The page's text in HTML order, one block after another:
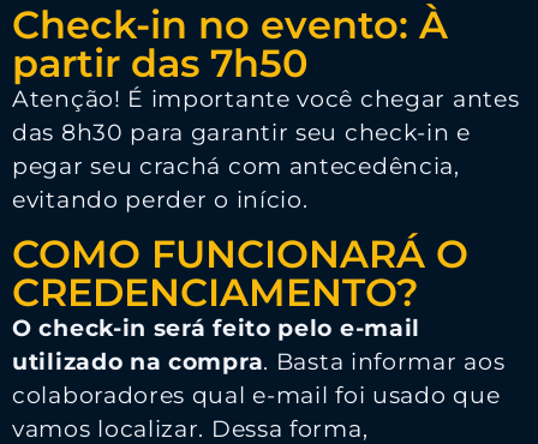
Check-in no evento: À
partir das 7h50
Atenção! É importante você chegar antes
das 8h30 para garantir seu check-in e
pegar seu crachá com antecedência,
evitando perder o início.
COMO FUNCIONARÁ O
CREDENCIAMENTO?
O check-in será feito pelo e-mail
utilizado na compra. Basta informar aos
colaboradores qual e-mail foi usado que
vamos localizar. Dessa forma,